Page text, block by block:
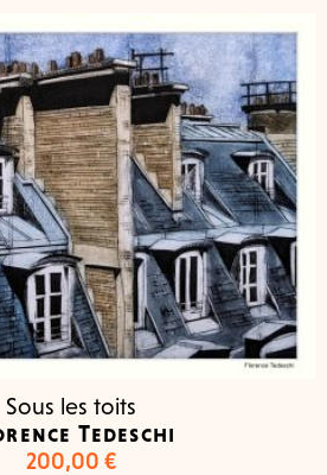
Sous les toits
Tedeschi
200,00 €